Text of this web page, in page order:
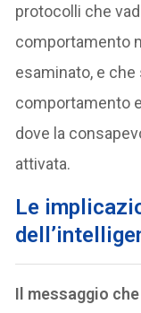
protocolli che
comportamento
esaminato, e
comportamento
dove la
attivata.
Le
Il messaggio